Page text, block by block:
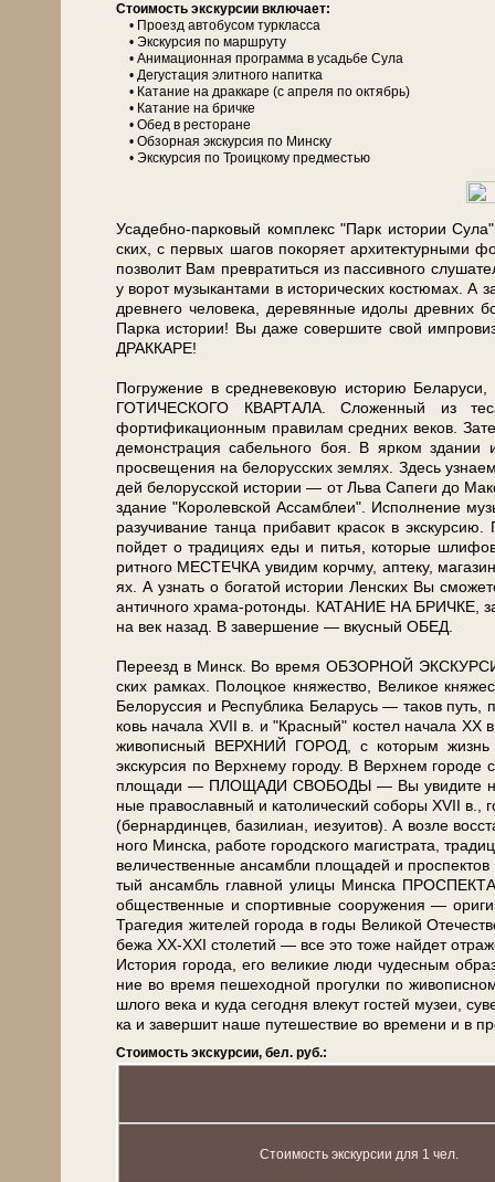
Сто­и­мость экс­кур­сии вклю­ча­ет:
• Проезд ав­то­бу­сом турк­лас­са
• Экс­кур­сия по марш­ру­ту
• Анимационная про­грам­ма в усадь­бе Су­ла
• Де­гу­ста­ция элитного напитка
• Ка­та­ние на драккаре (с апреля по октябрь)
• Ка­та­ние на брич­ке
• Обед в ре­сто­ра­не
• Об­зор­ная экскурсия по Мин­ску
• Экс­кур­сия по Троицкому предместью
Усадебно-парковый ком­плекс "Парк ис­то­рии
ских, с пер­вых ша­гов по­ко­ря­ет
поз­во­лит Вам пре­вра­тить­ся из пас­сив­но­го
у ворот му­зы­кан­та­ми в ис­то­ри­че­ских ко­стю­мах. А
древ­не­го человека, деревянные идолы древ­них
Парка ис­то­рии! Вы да­же со­вер­ши­те свой
ДРАККАРЕ!
По­гру­же­ние в сред­не­ве­ко­вую ис­то­рию
ГОТИЧЕСКОГО КВАРТАЛА. Сло­жен­ный из
фортификационным правилам средних ве­ков.
де­мон­стра­ция са­бель­но­го боя. В ярком
просвещения на бе­ло­рус­ских зем­лях. Здесь
дей бе­ло­рус­ской ис­то­рии — от Льва Са­пе­ги до
здание "Ко­ро­лев­ской Ас­сам­блеи". Исполнение
ра­зу­чи­ва­ние тан­ца при­ба­вит кра­сок в
пой­дет о тра­ди­ци­ях еды и пи­тья, ко­то­рые
рит­но­го МЕСТЕЧКА увидим корч­му, аптеку,
ях. А узнать о бо­га­той ис­то­рии Лен­ских Вы
ан­тич­но­го храма-ротонды. КАТАНИЕ НА БРИЧКЕ,
на век на­зад. В за­вер­ше­ние — вкус­ный ОБЕД.
Пе­ре­езд в Минск. Во вре­мя ОБЗОРНОЙ
ских рам­ках. По­лоц­кое кня­же­ство, Ве­ли­кое
Бе­ло­рус­сия и Рес­пуб­ли­ка Бе­ла­русь — та­ков
ковь на­ча­ла ХVII в. и "Крас­ный" ко­стел на­ча­ла ХХ
жи­во­пис­ный ВЕРХНИЙ ГОРОД, с ко­то­рым жизнь
экскурсия по Верх­не­му го­ро­ду. В Верх­нем го­ро­де
пло­ща­ди — ПЛОЩАДИ СВОБОДЫ — Вы уви­ди­те
ные пра­во­слав­ный и ка­то­ли­че­ский со­бо­ры ХVII в.,
(бер­нар­дин­цев, ба­зи­ли­ан, иезуи­тов). А воз­ле
но­го Мин­ска, ра­бо­те го­род­ско­го ма­ги­стра­та,
величественные ан­сам­бли пло­ща­дей и
тый ан­самбль глав­ной ули­цы Мин­ска
об­ще­ствен­ные и спор­тив­ные со­ору­же­ния —
Трагедия жи­те­лей го­ро­да в го­ды Ве­ли­кой
бе­жа ХХ-ХХI сто­ле­тий — все это то­же най­дет
История го­ро­да, его ве­ли­кие лю­ди чу­дес­ным
ние во вре­мя пе­ше­ход­ной про­гул­ки по
шло­го ве­ка и ку­да се­год­ня вле­кут го­стей му­зеи,
ка и за­вер­шит на­ше пу­те­ше­ствие во вре­ме­ни и в
Стоимость экскурсии, бел. руб.:
Стоимость экскурсии для 1 чел.